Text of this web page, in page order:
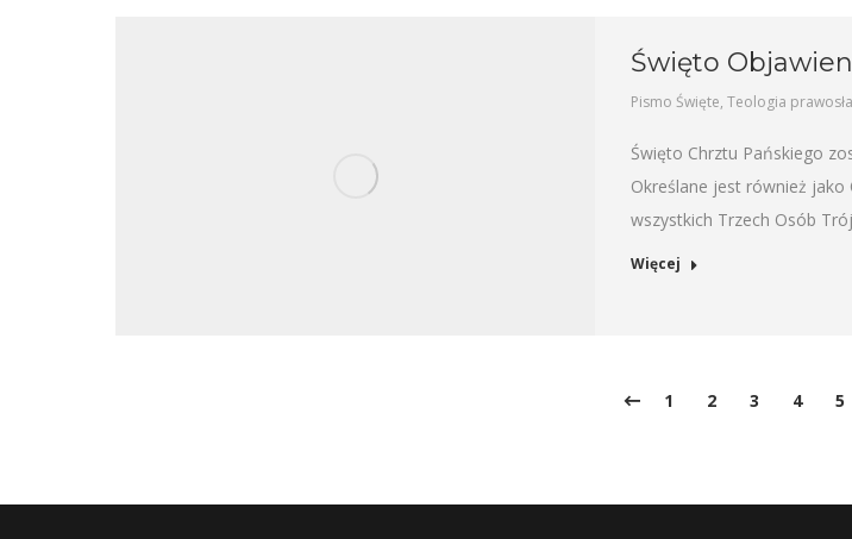
Święto
Pismo Święte, Teologia
Święto Chrztu Pańskiego
Określane jest również
wszystkich Trzech Osób
Więcej
1 2 3 4 5